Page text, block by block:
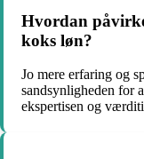
Hvordan
koks løn?
Jo mere erfaring og
sandsynligheden for
ekspertisen og